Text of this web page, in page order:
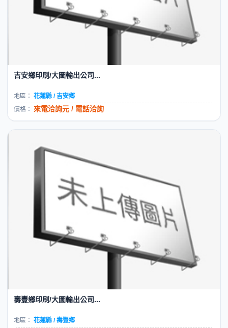
吉安鄉印刷/大圖輸出公司...
地區： 花蓮縣 / 吉安鄉
價格： 來電洽詢元 / 電話洽詢
壽豐鄉印刷/大圖輸出公司...
地區： 花蓮縣 / 壽豐鄉